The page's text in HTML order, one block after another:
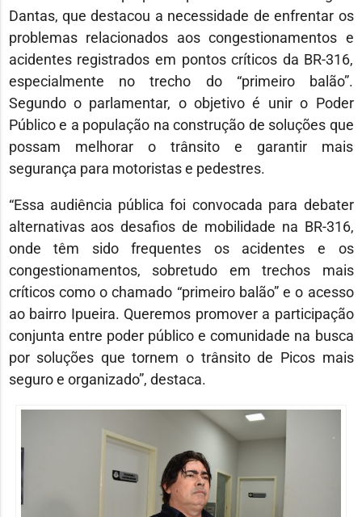
Dantas, que destacou a necessidade de enfrentar os
problemas relacionados aos congestionamentos e
acidentes registrados em pontos críticos da BR-316,
especialmente no trecho do “primeiro balão”.
Segundo o parlamentar, o objetivo é unir o Poder
Público e a população na construção de soluções que
possam melhorar o trânsito e garantir mais
segurança para motoristas e pedestres.
“Essa audiência pública foi convocada para debater
alternativas aos desafios de mobilidade na BR-316,
onde têm sido frequentes os acidentes e os
congestionamentos, sobretudo em trechos mais
críticos como o chamado “primeiro balão” e o acesso
ao bairro Ipueira. Queremos promover a participação
conjunta entre poder público e comunidade na busca
por soluções que tornem o trânsito de Picos mais
seguro e organizado”, destaca.